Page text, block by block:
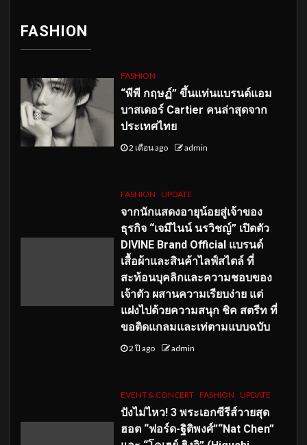
FASHION
FASHION
“พีพี กฤษฏ์” ขึ้นแท่นแบรนด์แอม
บาสเดอร์ Cartier คนล่าสุดจาก
ประเทศไทย
2 เดือน ago admin
FASHION UPDATE
จากนักแสดงอายุน้อยสู่เจ้าของ
ธุรกิจ “เจมีไนน์ นรวิชญ์” เปิดตัว
DIVINE Brand Official แบรนด์
เสื้อผ้าและสินค้าไลฟ์สไตล์ ที่
สะท้อนบุคลิกและความชอบของ
เจ้าตัว ผสานความเรียบง่าย แต่
แฝงไปด้วยความสนุก ชิค สตรีท ที่
ขอติดแกลมและเท่ตามแบบฉบับ
2 ปี ago admin
EVENT & CONCERT FASHION UPDATE
ปังไม่ไหว! 3 พระเอกซีรีส์วายสุด
ฮอต “ฟอร์ด-ฐิติพงศ์”“Nat Chen”